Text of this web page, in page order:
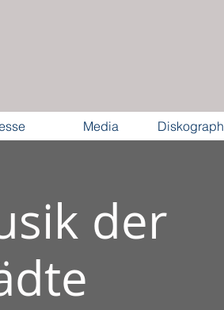
Media
der